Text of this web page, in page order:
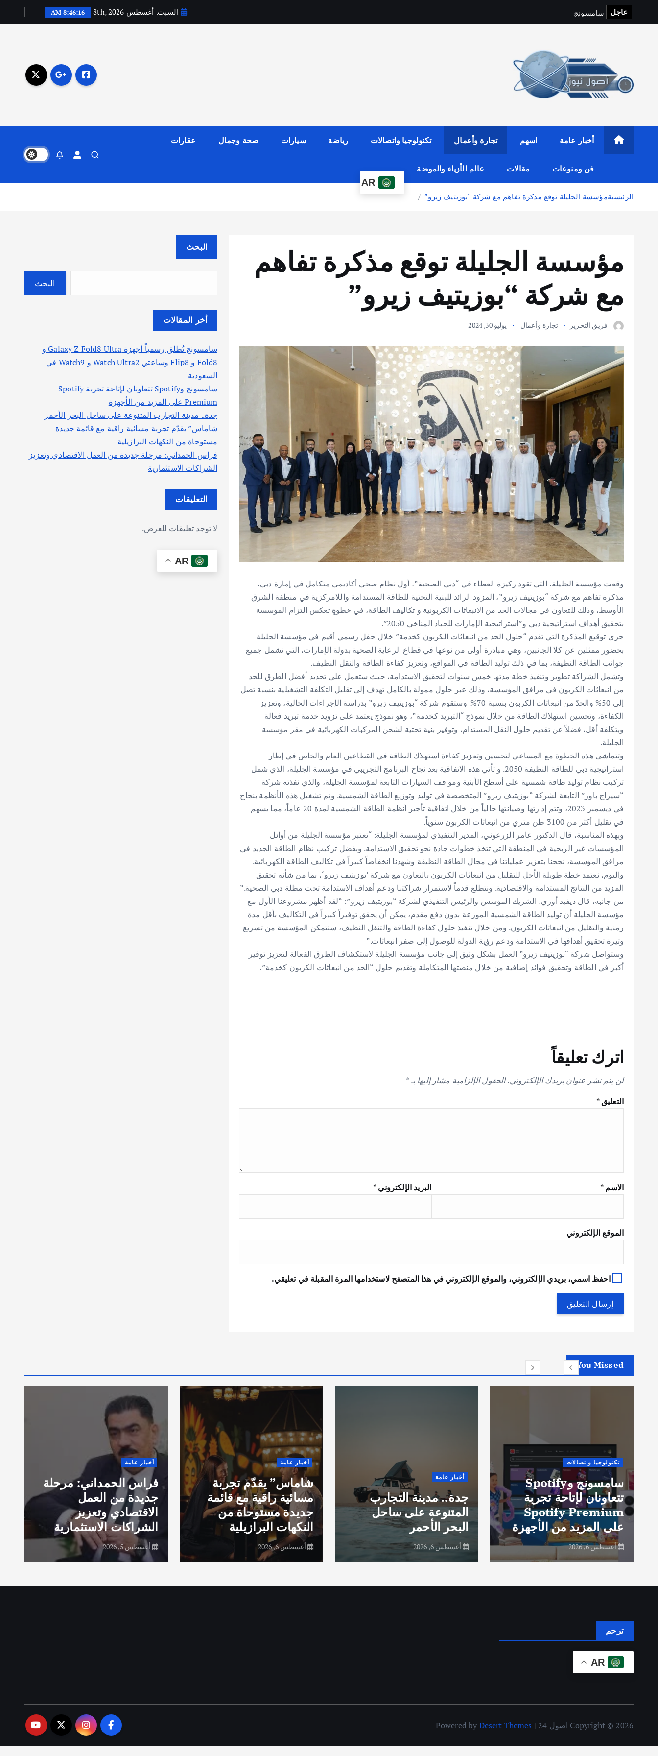
ى
عاجل سامسونج السبت. أغسطس 8th, 2026 8:46:17 AM
أخبار عامة اسهم تجارة وأعمال تكنولوجيا واتصالات رياضة سيارات صحة وجمال عقارات
فن ومنوعات مقالات
عالم الأزياء والموضة
AR
الرئيسيةمؤسسة الجليلة توقع مذكرة تفاهم مع شركة “بوزيتيف زيرو”
مؤسسة الجليلة توقع مذكرة تفاهم
مع شركة “بوزيتيف زيرو”
فريق التحرير تجارة وأعمال يوليو 30, 2024
وقعت مؤسسة الجليلة، التي تقود ركيزة العطاء في “دبي الصحية”، أول نظام صحي أكاديمي متكامل في إمارة دبي،
مذكرة تفاهم مع شركة “بوزيتيف زيرو”، المزود الرائد للبنية التحتية للطاقة المستدامة واللامركزية في منطقة الشرق
الأوسط، وذلك للتعاون في مجالات الحد من الانبعاثات الكربونية و تكاليف الطاقة، في خطوةٍ تعكس التزام المؤسسة
بتحقيق أهداف استراتيجية دبي و”استراتيجية الإمارات للحياد المناخي 2050”.
جرى توقيع المذكرة التي تقدم “حلول الحد من انبعاثات الكربون كخدمة” خلال حفل رسمي أقيم في مؤسسة الجليلة
بحضور ممثلين عن كلا الجانبين، وهي مبادرة أولى من نوعها في قطاع الرعاية الصحية بدولة الإمارات، التي تشمل جميع
جوانب الطاقة النظيفة، بما في ذلك توليد الطاقة في المواقع، وتعزيز كفاءة الطاقة والنقل النظيف.
وتشمل الشراكة تطوير وتنفيذ خطة مدتها خمس سنوات لتحقيق الاستدامة، حيث ستعمل على تحديد أفضل الطرق للحد
من انبعاثات الكربون في مرافق المؤسسة، وذلك عبر حلول ممولة بالكامل تهدف إلى تقليل التكلفة التشغيلية بنسبة تصل
إلى 50% والحدّ من انبعاثات الكربون بنسبة 70%. وستقوم شركة “بوزيتيف زيرو” بدراسة الإجراءات الحالية، وتعزيز
الكفاءة، وتحسين استهلاك الطاقة من خلال نموذج “التبريد كخدمة”، وهو نموذج يعتمد على تزويد خدمة تبريد فعالة
وبتكلفة أقل، فضلاً عن تقديم حلول النقل المستدام، وتوفير بنية تحتية لشحن المركبات الكهربائية في مقر مؤسسة
الجليلة.
وتتماشى هذه الخطوة مع المساعي لتحسين وتعزيز كفاءة استهلاك الطاقة في القطاعين العام والخاص في إطار
استراتيجية دبي للطاقة النظيفة 2050. و تأتي هذه الاتفاقية بعد نجاح البرنامج التجريبي في مؤسسة الجليلة، الذي شمل
تركيب نظام توليد طاقة شمسية على أسطح الأبنية ومواقف السيارات التابعة لمؤسسة الجليلة، والذي نفذته شركة
“سيراج باور” التابعة لشركة “بوزيتيف زيرو” المتخصصة في توليد وتوزيع الطاقة الشمسية. وتم تشغيل هذه الأنظمة بنجاح
في ديسمبر 2023، وتتم إدارتها وصيانتها حالياً من خلال اتفاقية تأجير أنظمة الطاقة الشمسية لمدة 20 عاماً، مما يسهم
في تقليل أكثر من 3100 طن متري من انبعاثات الكربون سنوياً.
وبهذه المناسبة، قال الدكتور عامر الزرعوني، المدير التنفيذي لمؤسسة الجليلة: “تعتبر مؤسسة الجليلة من أوائل
المؤسسات غير الربحية في المنطقة التي تتخذ خطوات جادة نحو تحقيق الاستدامة. وبفضل تركيب نظام الطاقة الجديد في
مرافق المؤسسة، نجحنا بتعزيز عملياتنا في مجال الطاقة النظيفة وشهدنا انخفاضاً كبيراً في تكاليف الطاقة الكهربائية.
واليوم، نعتمد خطة طويلة الأجل للتقليل من انبعاثات الكربون بالتعاون مع شركة ’بوزيتيف زيرو‘، بما من شأنه تحقيق
المزيد من النتائج المستدامة والاقتصادية. ونتطلع قدماً لاستمرار شراكتنا ودعم أهداف الاستدامة تحت مظلة دبي الصحية.”
من جانبه، قال ديفيد أوري، الشريك المؤسس والرئيس التنفيذي لشركة “بوزيتيف زيرو”: “لقد أظهر مشروعنا الأول مع
مؤسسة الجليلة أن توليد الطاقة الشمسية الموزعة بدون دفع مقدم، يمكن أن يحقق توفيراً كبيراً في التكاليف بأقل مدة
زمنية والتقليل من انبعاثات الكربون. ومن خلال تنفيذ حلول كفاءة الطاقة والتنقل النظيف، ستتمكن المؤسسة من تسريع
وتيرة تحقيق أهدافها في الاستدامة ودعم رؤية الدولة للوصول إلى صفر انبعاثات.”
وستواصل شركة “بوزيتيف زيرو” العمل بشكل وثيق إلى جانب مؤسسة الجليلة لاستكشاف الطرق الفعالة لتعزيز توفير
أكبر في الطاقة وتحقيق فوائد إضافية من خلال منصتها المتكاملة وتقديم حلول “الحد من انبعاثات الكربون كخدمة”.
اترك تعليقاً
لن يتم نشر عنوان بريدك الإلكتروني. الحقول الإلزامية مشار إليها بـ*
التعليق*
الاسم* البريد الإلكتروني*
الموقع الإلكتروني
احفظ اسمي، بريدي الإلكتروني، والموقع الإلكتروني في هذا المتصفح لاستخدامها المرة المقبلة في تعليقي.
البحث
البحث
أخر المقالات
سامسونج تُطلق رسمياً أجهزة Galaxy Z Fold8 Ultra و
Fold8 و Flip8 وساعتي Watch Ultra2 و Watch9 في
السعودية
سامسونج وSpotify تتعاونان لإتاحة تجربة Spotify
Premium على المزيد من الأجهزة
جدة.. مدينة التجارب المتنوعة على ساحل البحر الأحمر
شاماس” يقدّم تجربة مسائية راقية مع قائمة جديدة
مستوحاة من النكهات البرازيلية
فراس الحمداني: مرحلة جديدة من العمل الاقتصادي وتعزيز
الشراكات الاستثمارية
التعليقات
لا توجد تعليقات للعرض.
AR
You Missed
تكنولوجيا واتصالات
سامسونج وSpotify
تتعاونان لإتاحة تجربة
Spotify Premium
على المزيد من الأجهزة
أغسطس 6, 2026
أخبار عامة
جدة.. مدينة التجارب
المتنوعة على ساحل
البحر الأحمر
أغسطس 6, 2026
أخبار عامة
شاماس” يقدّم تجربة
مسائية راقية مع قائمة
جديدة مستوحاة من
النكهات البرازيلية
أغسطس 6, 2026
أخبار عامة
فراس الحمداني: مرحلة
جديدة من العمل
الاقتصادي وتعزيز
الشراكات الاستثمارية
أغسطس 5, 2026
ترجم
AR
Copyright © 2026 اصول 24 | Powered by Desert Themes